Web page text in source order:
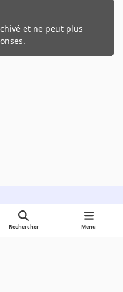
et ne peut plus
Rechercher Menu